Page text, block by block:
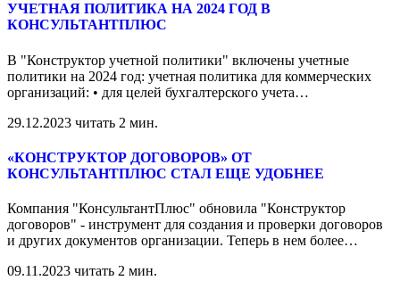
УЧЕТНАЯ ПОЛИТИКА НА 2024 ГОД В
КОНСУЛЬТАНТПЛЮС
В "Конструктор учетной политики" включены учетные
политики на 2024 год: учетная политика для коммерческих
организаций: • для целей бухгалтерского учета…
29.12.2023 читать 2 мин.
«КОНСТРУКТОР ДОГОВОРОВ» ОТ
КОНСУЛЬТАНТПЛЮС СТАЛ ЕЩЕ УДОБНЕЕ
Компания "КонсультантПлюс" обновила "Конструктор
договоров" - инструмент для создания и проверки договоров
и других документов организации. Теперь в нем более…
09.11.2023 читать 2 мин.